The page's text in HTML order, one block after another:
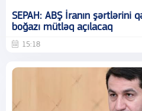
SEPAH: ABŞ İranın şərtlərini
boğazı mütləq açılacaq
15:18